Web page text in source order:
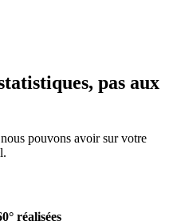
pas aux
pouvons avoir sur votre
réalisées